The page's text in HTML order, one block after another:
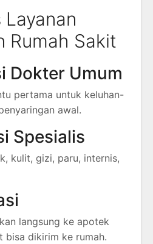
Rumah Sakit
Dokter Umum
pertama untuk keluhan-
awal.
Spesialis
kulit, gizi, paru, internis,
langsung ke apotek
bisa dikirim ke rumah.